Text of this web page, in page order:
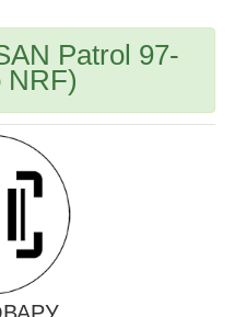
Patrol 97-
NRF)